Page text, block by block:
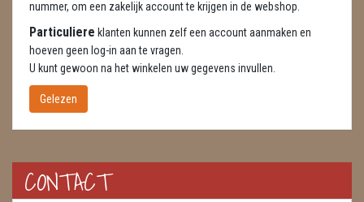
GEODE 'S / STANDAARDS
GESLEPEN STENEN
HANGERS
HUISREINIGING
nummer, om een zakelijk account te krijgen in de webshop.
Particuliere klanten kunnen zelf een account aanmaken en
hoeven geen log-in aan te vragen.
U kunt gewoon na het winkelen uw gegevens invullen.
Gelezen
CONTACT